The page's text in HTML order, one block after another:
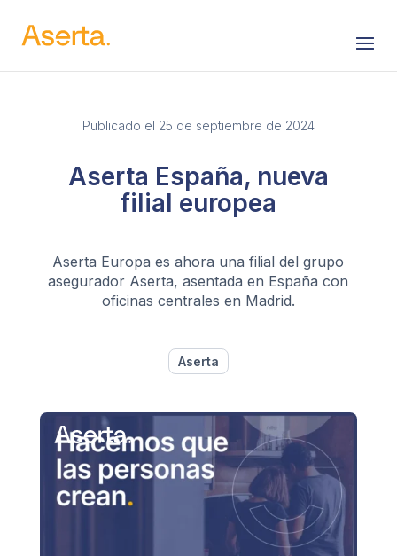
Saltar al contenido
Publicado el 25 de septiembre de 2024
Aserta España, nueva
filial europea
Aserta Europa es ahora una filial del grupo
asegurador Aserta, asentada en España con
oficinas centrales en Madrid.
Aserta